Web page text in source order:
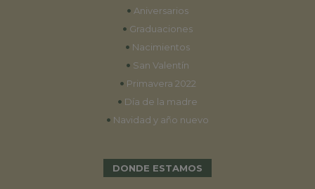
• Aniversarios
• Graduaciones
• Nacimientos
• San Valentín
• Primavera 2022
• Día de la madre
• Navidad y año nuevo
DONDE ESTAMOS